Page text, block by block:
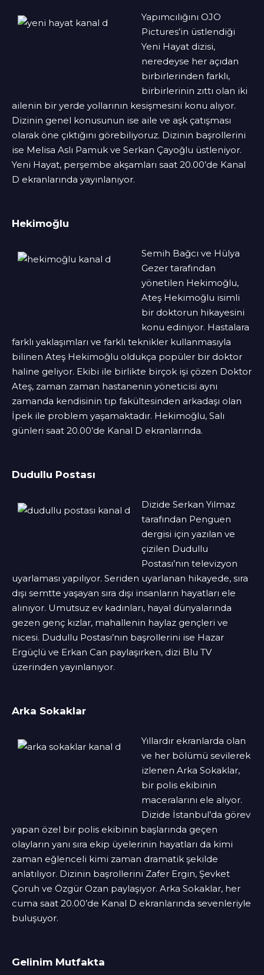
Yapımcılığını OJO
Pictures’in üstlendiği
Yeni Hayat dizisi,
neredeyse her açıdan
birbirlerinden farklı,
birbirlerinin zıttı olan iki
ailenin bir yerde yollarının kesişmesini konu alıyor.
Dizinin genel konusunun ise aile ve aşk çatışması
olarak öne çıktığını görebiliyoruz. Dizinin başrollerini
ise Melisa Aslı Pamuk ve Serkan Çayoğlu üstleniyor.
Yeni Hayat, perşembe akşamları saat 20.00’de Kanal
D ekranlarında yayınlanıyor.
Hekimoğlu
Semih Bağcı ve Hülya
Gezer tarafından
yönetilen Hekimoğlu,
Ateş Hekimoğlu isimli
bir doktorun hikayesini
konu ediniyor. Hastalara
farklı yaklaşımları ve farklı teknikler kullanmasıyla
bilinen Ateş Hekimoğlu oldukça popüler bir doktor
haline geliyor. Ekibi ile birlikte birçok işi çözen Doktor
Ateş, zaman zaman hastanenin yöneticisi aynı
zamanda kendisinin tıp fakültesinden arkadaşı olan
İpek ile problem yaşamaktadır. Hekimoğlu, Salı
günleri saat 20.00’de Kanal D ekranlarında.
Dudullu Postası
Dizide Serkan Yılmaz
tarafından Penguen
dergisi için yazılan ve
çizilen Dudullu
Postası’nın televizyon
uyarlaması yapılıyor. Seriden uyarlanan hikayede, sıra
dışı semtte yaşayan sıra dışı insanların hayatları ele
alınıyor. Umutsuz ev kadınları, hayal dünyalarında
gezen genç kızlar, mahallenin haylaz gençleri ve
nicesi. Dudullu Postası’nın başrollerini ise Hazar
Ergüçlü ve Erkan Can paylaşırken, dizi Blu TV
üzerinden yayınlanıyor.
Arka Sokaklar
Yıllardır ekranlarda olan
ve her bölümü sevilerek
izlenen Arka Sokaklar,
bir polis ekibinin
maceralarını ele alıyor.
Dizide İstanbul’da görev
yapan özel bir polis ekibinin başlarında geçen
olayların yanı sıra ekip üyelerinin hayatları da kimi
zaman eğlenceli kimi zaman dramatik şekilde
anlatılıyor. Dizinin başrollerini Zafer Ergin, Şevket
Çoruh ve Özgür Ozan paylaşıyor. Arka Sokaklar, her
cuma saat 20.00’de Kanal D ekranlarında sevenleriyle
buluşuyor.
Gelinim Mutfakta